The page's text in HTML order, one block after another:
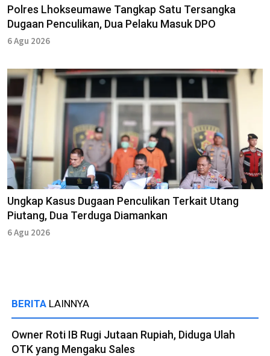
Polres Lhokseumawe Tangkap Satu Tersangka
Dugaan Penculikan, Dua Pelaku Masuk DPO
6 Agu 2026
Ungkap Kasus Dugaan Penculikan Terkait Utang
Piutang, Dua Terduga Diamankan
6 Agu 2026
BERITA LAINNYA
Owner Roti IB Rugi Jutaan Rupiah, Diduga Ulah
OTK yang Mengaku Sales